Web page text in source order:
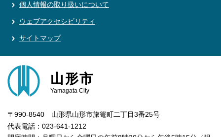
個人情報の取り扱いについて
ウェブアクセシビリティ
サイトマップ
山形市
Yamagata City
〒990-8540 山形県山形市旅篭町二丁目3番25号
代表電話：023-641-1212